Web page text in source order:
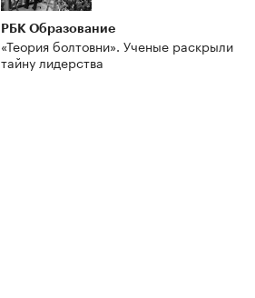
РБК Образование
«Теория болтовни». Ученые раскрыли
тайну лидерства